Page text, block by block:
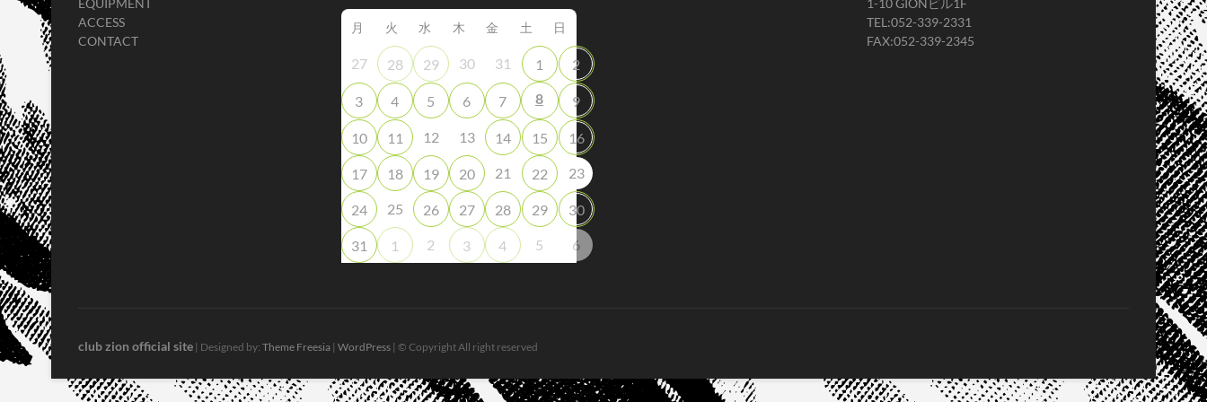
ACCESS
CONTACT
月 火 水 木 金 土 日
27 28 29 30 31 1 2
3 4 5 6 7 8 9
10 11 12 13 14 15 16
17 18 19 20 21 22 23
24 25 26 27 28 29 30
31 1 2 3 4 5 6
TEL:052-339-2331
FAX:052-339-2345
club zion official site | Designed by: Theme Freesia | WordPress | © Copyright All right reserved